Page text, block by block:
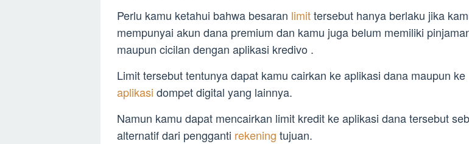
Perlu kamu ketahui bahwa besaran limittersebut hanya berlaku jika
mempunyai akun dana premium dan kamu juga belum memiliki
maupun cicilan dengan aplikasi kredivo .
Limit tersebut tentunya dapat kamu cairkan ke aplikasi dana maupun ke
aplikasi dompet digital yang lainnya.
Namun kamu dapat mencairkan limit kredit ke aplikasi dana tersebut
alternatif dari pengganti rekening tujuan.